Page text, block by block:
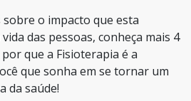
o impacto que esta
das pessoas, conheça mais 4
que a Fisioterapia é a
que sonha em se tornar um
da saúde!